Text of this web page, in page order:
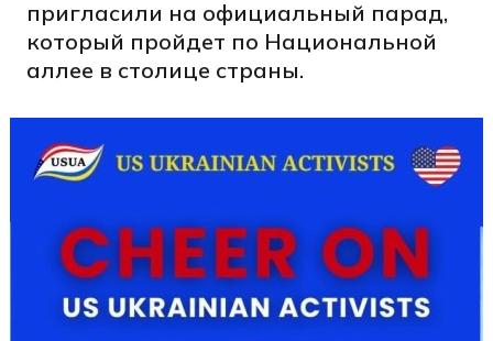
пригласили на официальный парад,
который пройдет по Национальной
аллее в столице страны.